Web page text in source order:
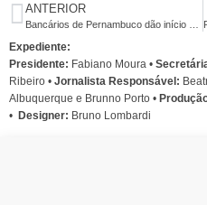
ANTERIOR
Expediente:
Presidente: Fabiano Moura •
Ribeiro • Jornalista Responsável:
Albuquerque e Brunno Porto •
• Designer: Bruno Lombardi